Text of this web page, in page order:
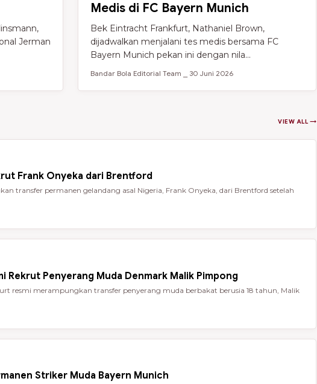
Jerman
Medis di FC Bayern Munich
Bek Eintracht Frankfurt, Nathaniel Brown,
dijadwalkan menjalani tes medis bersama FC
Bayern Munich pekan ini dengan nila...
Bandar Bola Editorial Team ⎯ 30 Juni 2026
VIEW ALL →
Frank Onyeka dari Brentford
transfer permanen gelandang asal Nigeria, Frank Onyeka, dari Brentford setelah
Rekrut Penyerang Muda Denmark Malik Pimpong
resmi merampungkan transfer penyerang muda berbakat berusia 18 tahun, Malik
Striker Muda Bayern Munich